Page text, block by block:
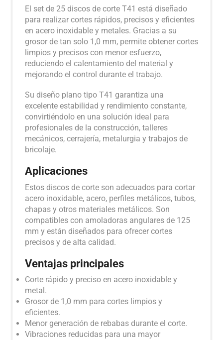
El set de 25 discos de corte T41 está diseñado
para realizar cortes rápidos, precisos y eficientes
en acero inoxidable y metales. Gracias a su
grosor de tan solo 1,0 mm, permite obtener cortes
limpios y precisos con menor esfuerzo,
reduciendo el calentamiento del material y
mejorando el control durante el trabajo.
Su diseño plano tipo T41 garantiza una
excelente estabilidad y rendimiento constante,
convirtiéndolo en una solución ideal para
profesionales de la construcción, talleres
mecánicos, cerrajería, metalurgia y trabajos de
bricolaje.
Aplicaciones
Estos discos de corte son adecuados para cortar
acero inoxidable, acero, perfiles metálicos, tubos,
chapas y otros materiales metálicos. Son
compatibles con amoladoras angulares de 125
mm y están diseñados para ofrecer cortes
precisos y de alta calidad.
Ventajas principales
Corte rápido y preciso en acero inoxidable y
metal.
Grosor de 1,0 mm para cortes limpios y
eficientes.
Menor generación de rebabas durante el corte.
Vibraciones reducidas para una mayor